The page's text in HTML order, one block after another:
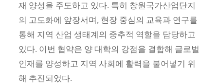
재 양성을 주도하고 있다. 특히 창원국가산업단지
의 고도화에 앞장서며, 현장 중심의 교육과 연구를
통해 지역 산업 생태계의 중추적 역할을 담당하고
있다. 이번 협약은 양 대학의 강점을 결합해 글로벌
인재를 양성하고 지역 사회에 활력을 불어넣기 위
해 추진되었다.